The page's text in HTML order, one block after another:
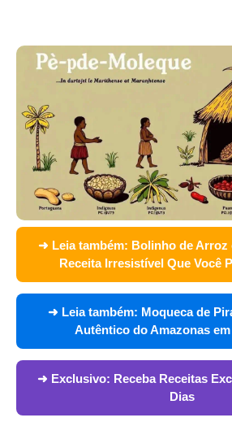
➜ Leia também: Bolinho de Arroz
Receita Irresistível Que Você
➜ Leia também: Moqueca de
Autêntico do Amazonas
➜ Exclusivo: Receba Receitas
Dias